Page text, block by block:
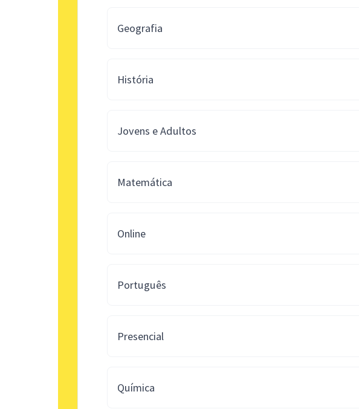
Geografia
História
Jovens e Adultos
Matemática
Online
Português
Presencial
Química